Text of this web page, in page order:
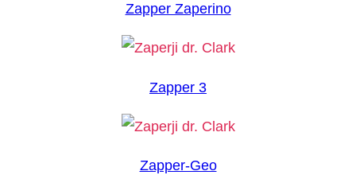
Zapper Zaperino
Zapper 3
Zapper-Geo